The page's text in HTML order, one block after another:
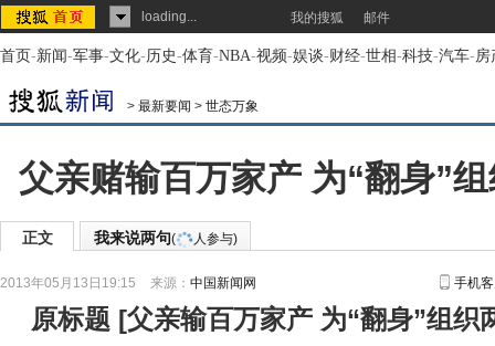
loading... 我的搜狐 邮件
首页-新闻-军事-文化-历史-体育-NBA-视频-娱谈-财经-世相-科技-汽车-房
> 最新要闻 > 世态万象
父亲赌输百万家产 为“翻身”
正文 我来说两句( 人参与)
2013年05月13日19:15 来源： 中国新闻网 手机
原标题 [父亲输百万家产 为“翻身”组织